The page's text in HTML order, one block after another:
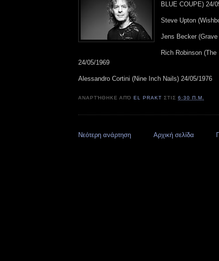
BLUE COUPE) 24/
Steve Upton
Jens Becker
Rich Robinson
24/05/1969
Alessandro Cortini (Nine Inch Nails) 24/05/1976
ΑΝΑΡΤΉΘΗΚΕ ΑΠΌEL PRAKT ΣΤΙΣ6:30 Π.Μ.
Νεότερη ανάρτηση Αρχική σελίδα